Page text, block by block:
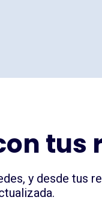
tus
y desde tus